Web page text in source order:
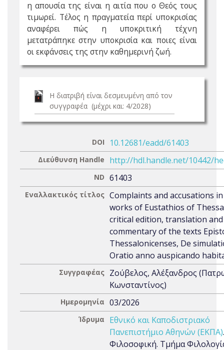
η απουσία της είναι η αιτία που ο Θεός τους
τιμωρεί. Τέλος η πραγματεία περί υποκρισίας
αναφέρει πώς η υποκριτική τέχνη
μετατράπηκε στην υποκρισία και ποιες είναι
οι εκφάνσεις της στην καθημερινή ζωή.
Η διατριβή είναι δεσμευμένη από τον
συγγραφέα (μέχρι και: 4/2028)
DOI 10.12681/eadd/61403
Διεύθυνση Handle http://hdl.handle.net/10442/
ND 61403
Εναλλακτικός τίτλος Complaints and accusations
works of Eustathios of
critical edition, translation and
commentary of the texts
Thessalonicenses, De
Oratio anno auspicando
Συγγραφέας Ζούβελος, Αλέξανδρος
Κωνσταντίνος)
Ημερομηνία 03/2026
Ίδρυμα
Εθνικό και Καποδιστριακό
Πανεπιστήμιο Αθηνών (ΕΚΠΑ)
Φιλοσοφική. Τμήμα